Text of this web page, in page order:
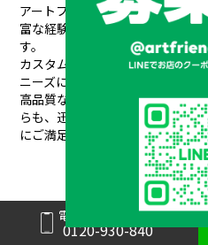
電話で問い合わせ
0120-930-840
アートフレンドAUTOは、創業
富な経験が信頼され、20年間で
す。
カスタムデザインから架装、整
ニーズにワンストップで対応でき
高品質なパーツと素材を使用し
らも、 迅速丁寧な対応と競争力
にご満足いただけるサービスを